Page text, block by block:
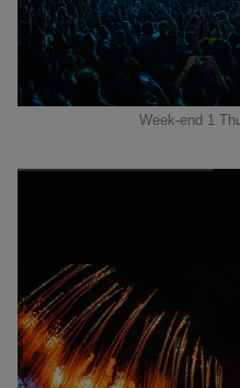
Week-end 1